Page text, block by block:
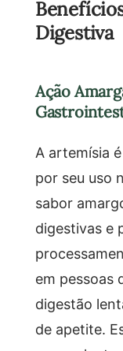
Digestiva
Ação
A artemísia
por seu uso
sabor
digestivas e
em pessoas
digestão
de apetite.